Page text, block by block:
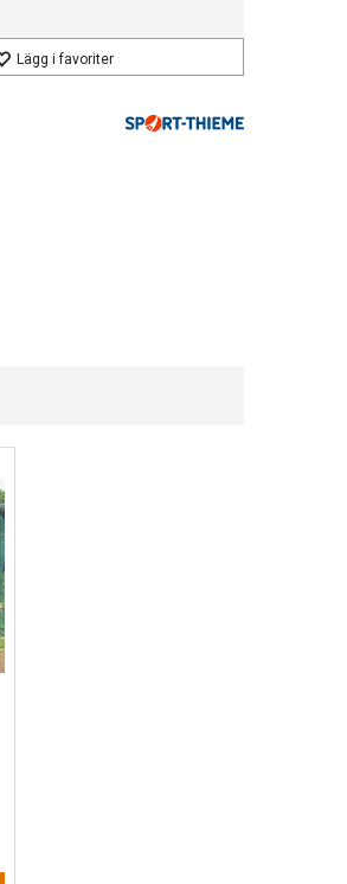
Lägg i favoriter